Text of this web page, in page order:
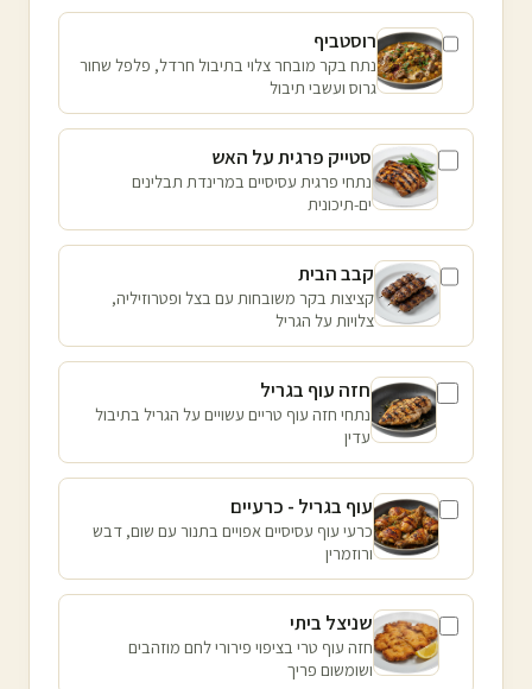
רוסטביף
נתח בקר מובחר צלוי בתיבול חרדל, פלפל שחור
גרוס ועשבי תיבול
סטייק פרגית על האש
נתחי פרגית עסיסיים במרינדת תבלינים
ים-תיכונית
קבב הבית
קציצות בקר משובחות עם בצל ופטרוזיליה,
צלויות על הגריל
חזה עוף בגריל
נתחי חזה עוף טריים עשויים על הגריל בתיבול
עדין
עוף בגריל - כרעיים
כרעי עוף עסיסיים אפויים בתנור עם שום, דבש
ורוזמרין
שניצל ביתי
חזה עוף טרי בציפוי פירורי לחם מוזהבים
ושומשום פריך